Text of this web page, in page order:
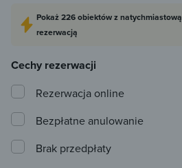
Pokaż226 obiektówz natychmiastową
rezerwacją
Cechy rezerwacji
Rezerwacja online
Bezpłatne anulowanie
Brak przedpłaty